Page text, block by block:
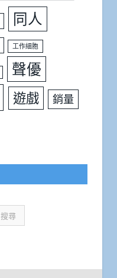
同人
工作細胞
聲優
遊戲 銷量